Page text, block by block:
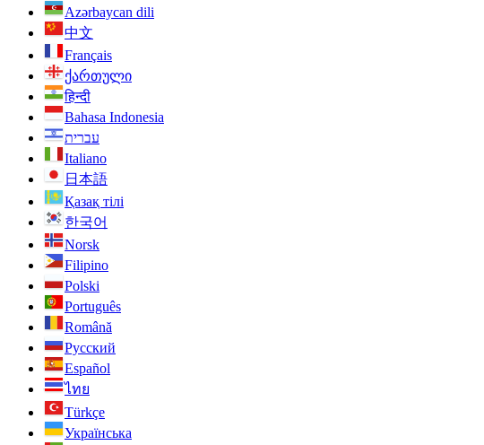
Azərbaycan dili
中文
Français
ქართული
हिन्दी
Bahasa Indonesia
עברית
Italiano
日本語
Қазақ тілі
한국어
Norsk
Filipino
Polski
Português
Română
Русский
Español
ไทย
Türkçe
Українська